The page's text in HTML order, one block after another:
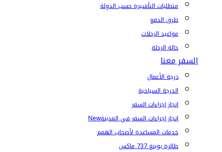
متطلبات التأشيرة حسب الدولة
طرق الدفع
مواعيد الرحلات
حالة الرحلة
السفر معنا
درجة الأعمال
الدرجة السياحية
إنجاز إجراءات السفر
إنجاز إجراءات السفر في المدينةNew
خدمات المساعدة لأصحاب الهمم
طائرة بوينغ 737 ماكس